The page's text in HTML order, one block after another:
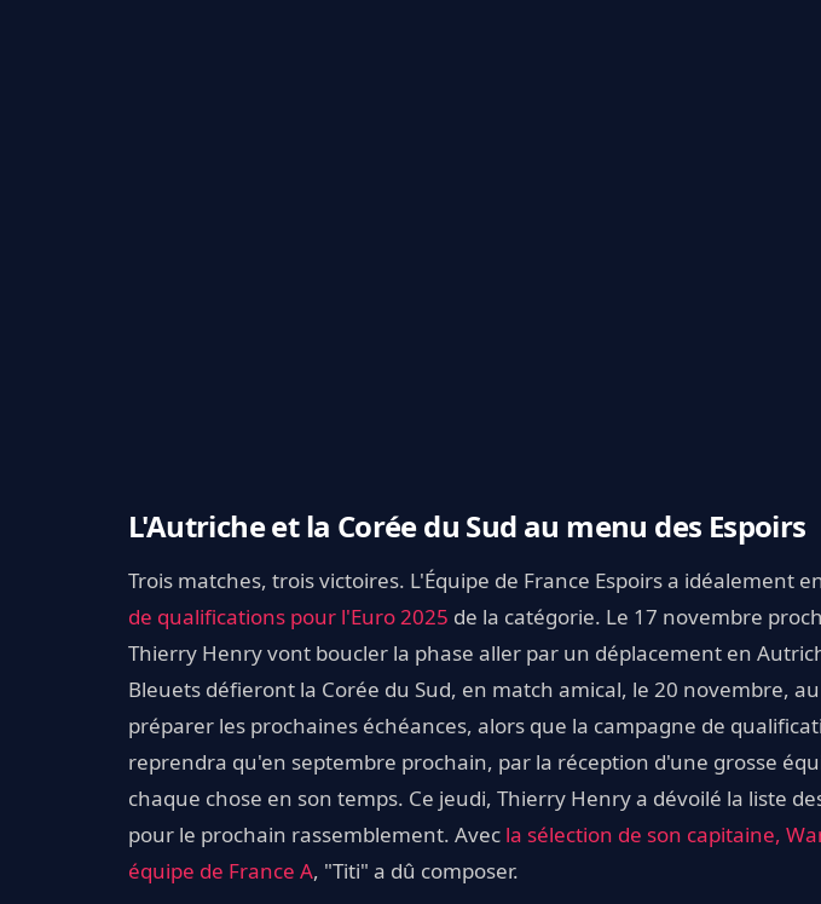
L'Autriche et la Corée du Sud au menu des Espoirs
Trois matches, trois victoires. L'Équipe de France Espoirs a idéalement
de qualifications pour l'Euro 2025 de la catégorie. Le 17 novembre
Thierry Henry vont boucler la phase aller par un déplacement en
Bleuets défieront la Corée du Sud, en match amical, le 20 novembre,
préparer les prochaines échéances, alors que la campagne de
reprendra qu'en septembre prochain, par la réception d'une grosse
chaque chose en son temps. Ce jeudi, Thierry Henry a dévoilé la liste
pour le prochain rassemblement. Avec la sélection de son capitaine,
équipe de France A, "Titi" a dû composer.